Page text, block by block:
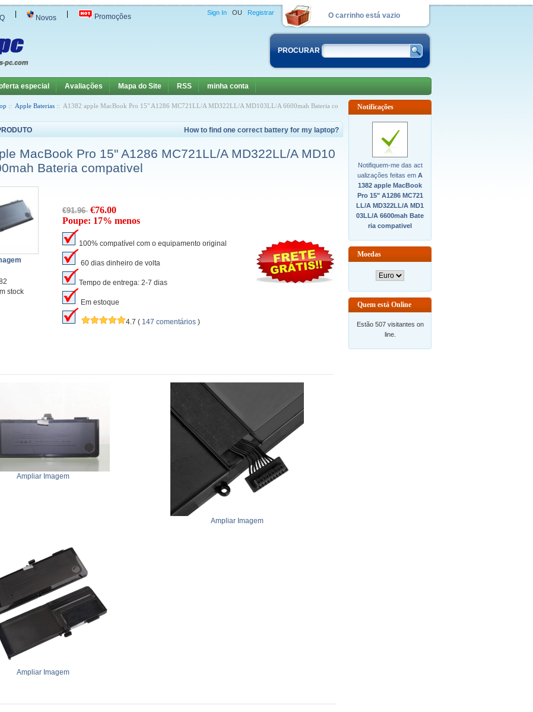
Novos Promoções O carrinho está vazio
Sign In OU Registrar
PROCURAR
especial Avaliações Mapa do Site RSS minha conta
:: Apple Baterias :: A1382 apple MacBook Pro 15" A1286 MC721LL/A MD322LL/A MD103LL/A 6600mah Bateria co
How to find one correct battery for my laptop?
MacBook Pro 15" A1286 MC721LL/A MD322LL/A MD10
Bateria compativel
stock
€91.96 €76.00
Poupe: 17% menos
100% compatível com o equipamento original
60 dias dinheiro de volta
Tempo de entrega: 2-7 dias
Em estoque
4.7 ( 147 comentários )
Ampliar Imagem
Ampliar Imagem
Ampliar Imagem
Notificações
Notifiquem-me das act
ualizações feitas em A
1382 apple MacBook
Pro 15" A1286 MC721
LL/A MD322LL/A MD1
03LL/A 6600mah Bate
ria compativel
Moedas
Quem está Online
Estão 507 visitantes on
line.